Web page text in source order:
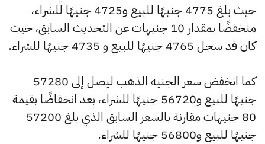
حيث بلغ 4775 جنيهًا للبيع و4725 جنيهًا للشراء،
منخفضًا بمقدار 10 جنيهات عن التحديث السابق، حيث
كان قد سجل 4765 جنيهًا للبيع و 4735 جنيهًا للشراء.
كما انخفض سعر الجنيه الذهب ليصل إلى 57280
جنيهًا للبيع و56720 جنيهًا للشراء، بعد انخفاضًا بقيمة
80 جنيهات مقارنة بالسعر السابق الذي بلغ 57200
جنيهًا للبيع و56800 جنيهًا للشراء.